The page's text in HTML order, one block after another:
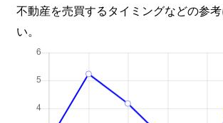
不動産を売買するタイミングなどの参
い。